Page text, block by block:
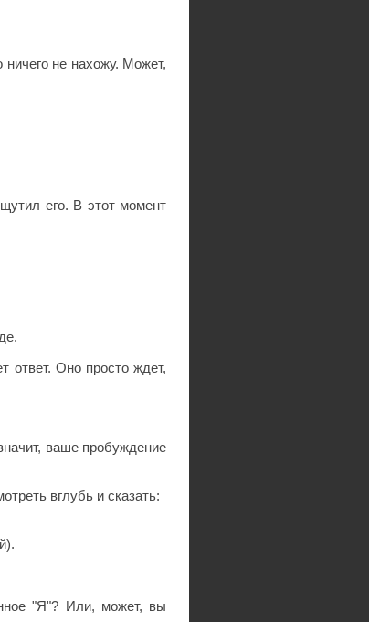
не нахожу. Может,
его. В этот момент
ответ. Оно просто ждет,
ваше пробуждение
вглубь и сказать:
"Я"? Или, может, вы